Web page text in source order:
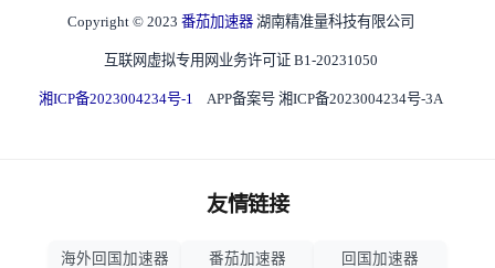
Copyright © 2023 番茄加速器 湖南精准量科技有限公司
互联网虚拟专用网业务许可证 B1-20231050
湘ICP备2023004234号-1 APP备案号 湘ICP备2023004234号-3A
友情链接
海外回国加速器 番茄加速器
回国加速器